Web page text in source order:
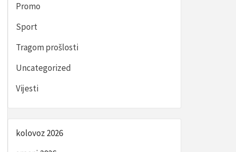
Promo
Sport
Tragom prošlosti
Uncategorized
Vijesti
kolovoz 2026